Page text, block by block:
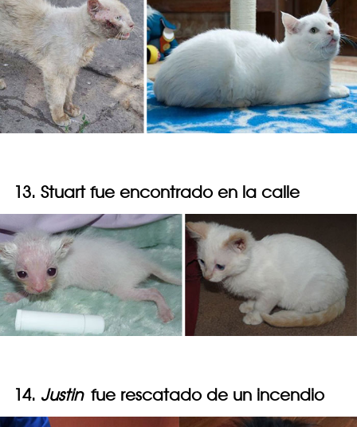
13. Stuart fue encontrado en la calle
14. Justin fue rescatado de un incendio